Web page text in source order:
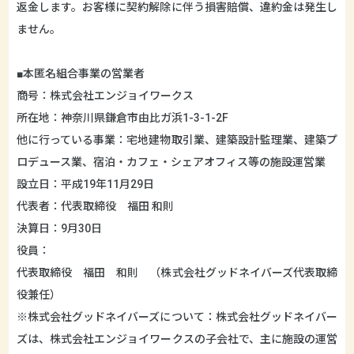
返金します。お客様に契約解除に伴う損害賠償、違約金は発生し
ません。
■本匿名組合事業の営業者
商号：株式会社エンジョイワークス
所在地：神奈川県鎌倉市由比ガ浜1-3-1-2F
他に行っている事業：宅地建物取引業、建築設計監理業、建築プ
ロデュース業、宿泊・カフェ・シェアオフィス等の施設運営業
設立日：平成19年11月29日
代表者：代表取締役 福田 和則
決算日：9月30日
役員：
代表取締役 福田 和則 （株式会社グッドネイバーズ代表取締
役兼任）
※株式会社グッドネイバーズについて：株式会社グッドネイバー
ズは、株式会社エンジョイワークスの子会社で、主に施設の運営